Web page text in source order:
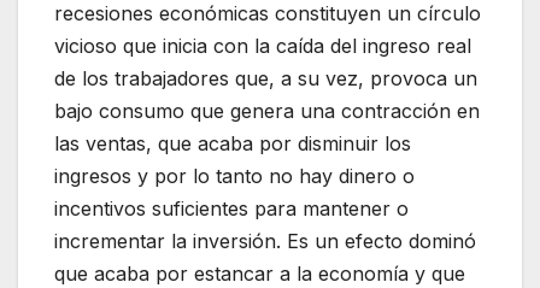
recesiones económicas constituyen un círculo
vicioso que inicia con la caída del ingreso real
de los trabajadores que, a su vez, provoca un
bajo consumo que genera una contracción en
las ventas, que acaba por disminuir los
ingresos y por lo tanto no hay dinero o
incentivos suficientes para mantener o
incrementar la inversión. Es un efecto dominó
que acaba por estancar a la economía y que